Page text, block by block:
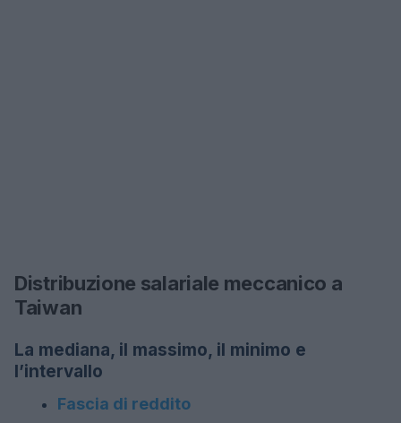
Distribuzione salariale meccanico a
Taiwan
La mediana, il massimo, il minimo e
l’intervallo
Fascia di reddito